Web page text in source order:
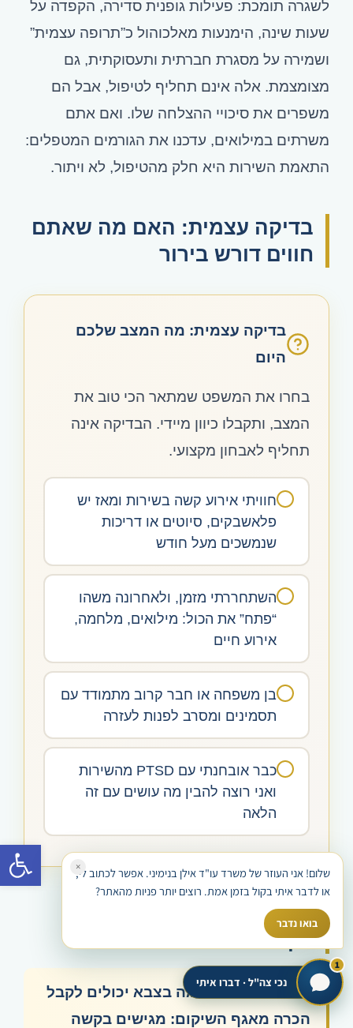
פתח
לשגרה תומכת: פעילות גופנית סדירה, הקפדה על
שעות שינה, הימנעות מאלכוהול כ”תרופה עצמית”
ושמירה על מסגרת חברתית ותעסוקתית, גם
מצומצמת. אלה אינם תחליף לטיפול, אבל הם
משפרים את סיכויי ההצלחה שלו. ואם אתם
משרתים במילואים, עדכנו את הגורמים המטפלים:
התאמת השירות היא חלק מהטיפול, לא ויתור.
בדיקה עצמית: האם מה שאתם
חווים דורש בירור
בדיקה עצמית: מה המצב שלכם
היום
בחרו את המשפט שמתאר הכי טוב את
המצב, ותקבלו כיוון מיידי. הבדיקה אינה
תחליף לאבחון מקצועי.
חוויתי אירוע קשה בשירות ומאז יש
פלאשבקים, סיוטים או דריכות
שנמשכים מעל חודש
השתחררתי מזמן, ולאחרונה משהו
“פתח” את הכול: מילואים, מלחמה,
אירוע חיים
בן משפחה או חבר קרוב מתמודד עם
תסמינים ומסרב לפנות לעזרה
כבר אובחנתי עם PTSD מהשירות
ואני רוצה להבין מה עושים עם זה
הלאה
הכרה כנכה צה”ל: המסלול
בקצרה
נפגעי פוסט טראומה בצבא יכולים לקבל
הכרה מאגף השיקום: מגישים בקשה
×
שלום! אני העוזר של משרד עו"ד אילן בנימיני. אפשר לכתוב לי,
או לדבר איתי בקול בזמן אמת. רוצים יותר פניות מהאתר?
בואו נדבר
1
נכי צה"ל · דברו איתי